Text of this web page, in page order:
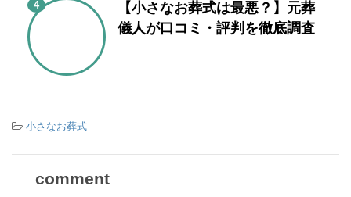
4
【小さなお葬式は最悪？】元葬
儀人が口コミ・評判を徹底調査
-小さなお葬式
comment